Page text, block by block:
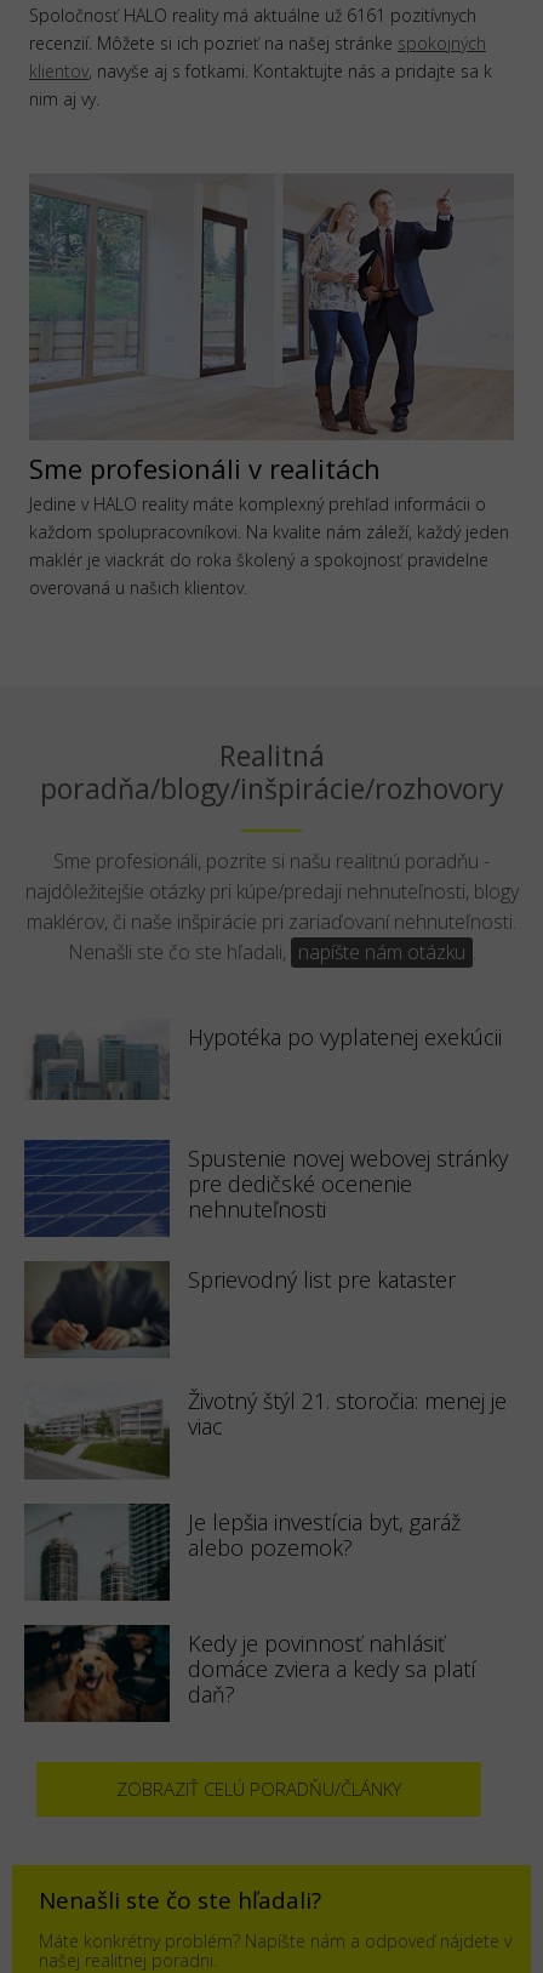
Spoločnosť HALO reality má aktuálne už 6161 pozitívnych
recenzií. Môžete si ich pozrieť na našej stránke spokojných
klientov, navyše aj s fotkami. Kontaktujte nás a pridajte sa k
nim aj vy.
Sme profesionáli v realitách
Jedine v HALO reality máte komplexný prehľad informácii o
každom spolupracovníkovi. Na kvalite nám záleží, každý jeden
maklér je viackrát do roka školený a spokojnosť pravidelne
overovaná u našich klientov.
Realitná
poradňa/blogy/inšpirácie/rozhovory
Sme profesionáli, pozrite si našu realitnú poradňu -
najdôležitejšie otázky pri kúpe/predaji nehnuteľnosti, blogy
maklérov, či naše inšpirácie pri zariaďovaní nehnuteľnosti.
Nenašli ste čo ste hľadali, napíšte nám otázku .
Hypotéka po vyplatenej exekúcii
Spustenie novej webovej stránky
pre dedičské ocenenie
nehnuteľnosti
Sprievodný list pre kataster
Životný štýl 21. storočia: menej je
viac
Je lepšia investícia byt, garáž
alebo pozemok?
Kedy je povinnosť nahlásiť
domáce zviera a kedy sa platí
daň?
ZOBRAZIŤ CELÚ PORADŇU/ČLÁNKY
Nenašli ste čo ste hľadali?
Máte konkrétny problém? Napíšte nám a odpoveď nájdete v
našej realitnej poradni.